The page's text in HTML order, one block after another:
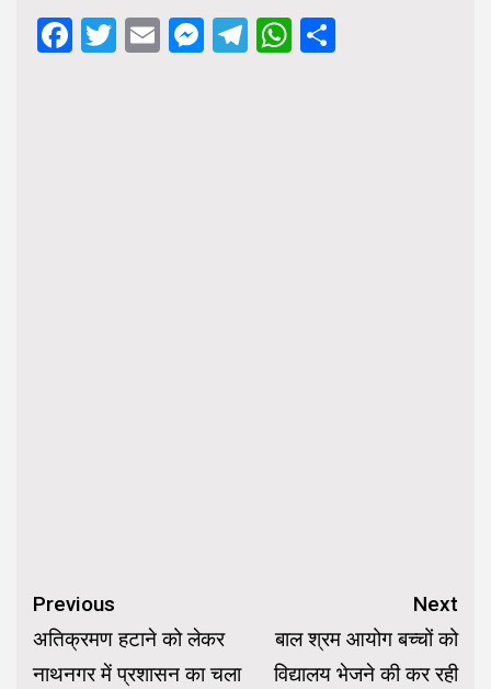
Facebook
Twitter
EmailMessenger
Telegram
WhatsApp
Continue
Reading
Previous
अतिक्रमण हटाने को लेकर
नाथनगर में प्रशासन का चला
Next
बाल श्रम आयोग बच्चों को
विद्यालय भेजने की कर रही